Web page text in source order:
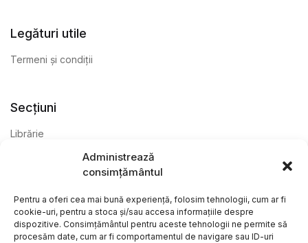
Administrează
consimțământul
Pentru a oferi cea mai bună experiență, folosim tehnologii, cum ar fi
cookie-uri, pentru a stoca și/sau accesa informațiile despre
dispozitive. Consimțământul pentru aceste tehnologii ne permite să
procesăm date, cum ar fi comportamentul de navigare sau ID-uri
Legături utile
Termeni și condiții
Secțiuni
Librărie